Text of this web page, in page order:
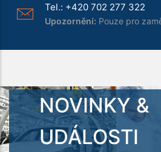
Tel.: +420 702 277 322
Upozornění: Pouze pro
NOVINKY &
UDÁLOSTI